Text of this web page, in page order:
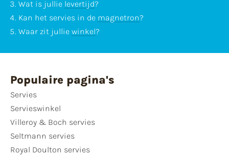
Wat is jullie levertijd?
Kan het servies in de magnetron?
Waar zit jullie winkel?
Populaire pagina's
Servies
Servieswinkel
Villeroy & Boch servies
Seltmann servies
Royal Doulton servies